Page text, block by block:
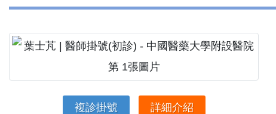
複診掛號 詳細介紹